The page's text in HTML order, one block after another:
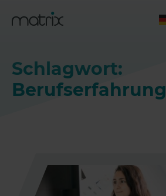
Schlagwort:
Berufserfahrung